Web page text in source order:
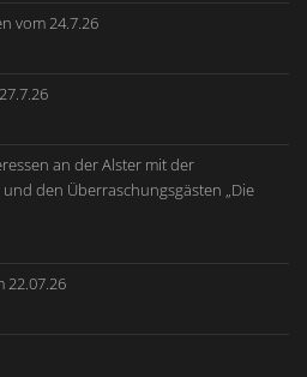
vom 24.7.26
an der Alster mit der
den Überraschungsgästen „Die
22.07.26